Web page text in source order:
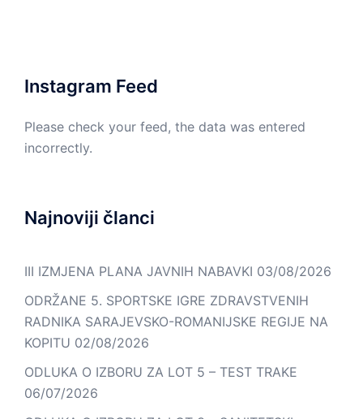
Instagram Feed
Please check your feed, the data was entered
incorrectly.
Najnoviji članci
III IZMJENA PLANA JAVNIH NABAVKI 03/08/2026
ODRŽANE 5. SPORTSKE IGRE ZDRAVSTVENIH
RADNIKA SARAJEVSKO-ROMANIJSKE REGIJE NA
KOPITU 02/08/2026
ODLUKA O IZBORU ZA LOT 5 – TEST TRAKE
06/07/2026